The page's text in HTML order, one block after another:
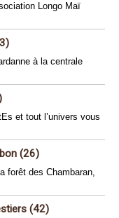
Longo Maï
à la centrale
et tout l’univers vous
(26)
forêt des Chambaran,
(42)